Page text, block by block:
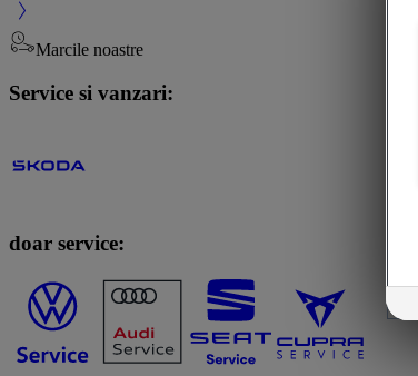
Marcile noastre
Service si vanzari:
doar service: